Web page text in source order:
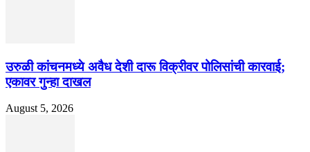
उरुळी कांचनमध्ये अवैध देशी दारू विक्रीवर पोलिसांची कारवाई;
एकावर गुन्हा दाखल
August 5, 2026